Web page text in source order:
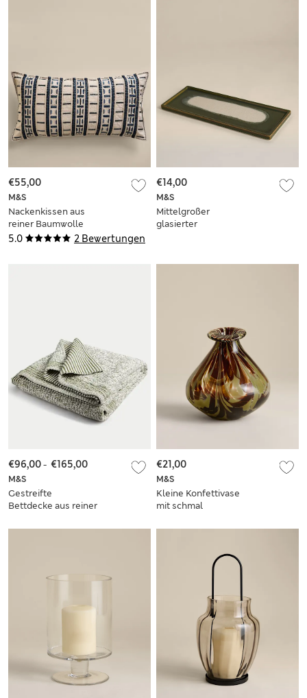
5.0 2 Bewertungen
M&S
Nackenkissen aus
reiner Baumwolle
mit gesticktem
€55,00
M&S
Mittelgroßer
glasierter
€14,00
M&S
Gestreifte
Bettdecke aus reiner
Blümchendesign
€96,00- €165,00
M&S
Kleine Konfettivase
mit schmal
Oberteil
€21,00